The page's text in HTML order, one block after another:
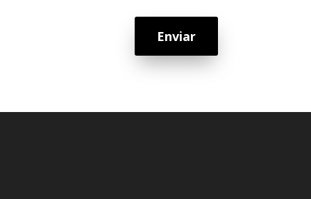
Enviar